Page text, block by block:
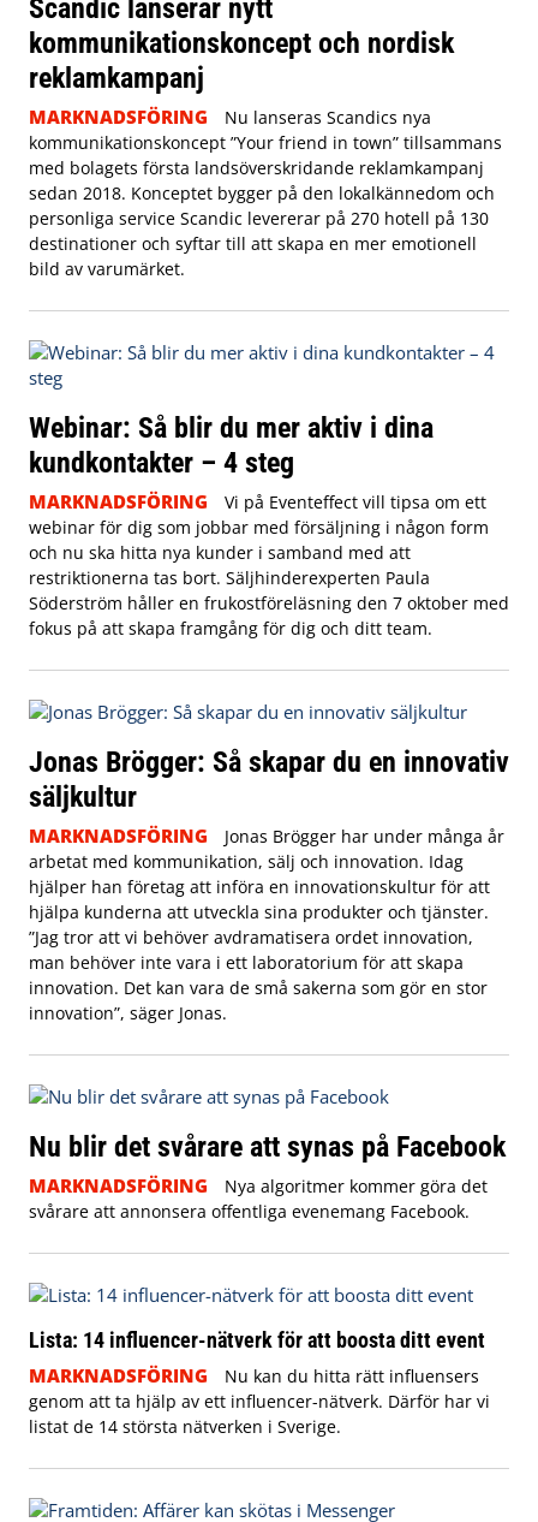
Scandic lanserar nytt
kommunikationskoncept och nordisk
reklamkampanj
MARKNADSFÖRING
Nu lanseras Scandics nya
kommunikationskoncept ”Your friend in town” tillsammans
med bolagets första landsöverskridande reklamkampanj
sedan 2018. Konceptet bygger på den lokalkännedom och
personliga service Scandic levererar på 270 hotell på 130
destinationer och syftar till att skapa en mer emotionell
bild av varumärket.
Webinar: Så blir du mer aktiv i dina
kundkontakter – 4 steg
MARKNADSFÖRING
Vi på Eventeffect vill tipsa om ett
webinar för dig som jobbar med försäljning i någon form
och nu ska hitta nya kunder i samband med att
restriktionerna tas bort. Säljhinderexperten Paula
Söderström håller en frukostföreläsning den 7 oktober med
fokus på att skapa framgång för dig och ditt team.
Jonas Brögger: Så skapar du en innovativ
säljkultur
MARKNADSFÖRING
Jonas Brögger har under många år
arbetat med kommunikation, sälj och innovation. Idag
hjälper han företag att införa en innovationskultur för att
hjälpa kunderna att utveckla sina produkter och tjänster.
”Jag tror att vi behöver avdramatisera ordet innovation,
man behöver inte vara i ett laboratorium för att skapa
innovation. Det kan vara de små sakerna som gör en stor
innovation”, säger Jonas.
Nu blir det svårare att synas på Facebook
MARKNADSFÖRING
Nya algoritmer kommer göra det
svårare att annonsera offentliga evenemang Facebook.
Lista: 14 influencer-nätverk för att boosta ditt event
MARKNADSFÖRING
Nu kan du hitta rätt influensers
genom att ta hjälp av ett influencer-nätverk. Därför har vi
listat de 14 största nätverken i Sverige.